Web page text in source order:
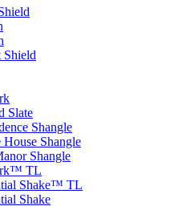
Shield
Slate
Shangle
House Shangle
Shangle
TL
Shake™ TL
Shake